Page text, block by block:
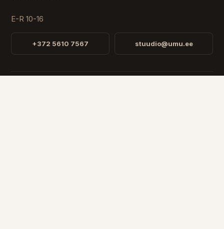
E-R 10-16
+372 5610 7567 stuudio@umu.ee